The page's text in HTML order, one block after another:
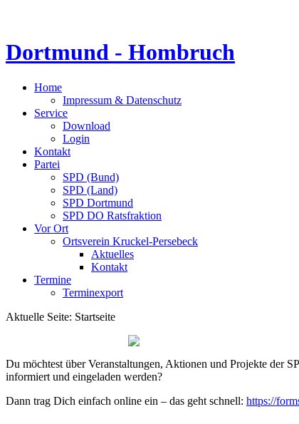
Dortmund - Hombruch
Home
Impressum & Datenschutz
Service
Download
Login
Kontakt
Partei
SPD (Bund)
SPD (Land)
SPD Dortmund
SPD DO Ratsfraktion
Vor Ort
Ortsverein Kruckel-Persebeck
Aktuelles
Kontakt
Termine
Terminexport
Aktuelle Seite: Startseite
Du möchtest über Veranstaltungen, Aktionen und Projekte der
informiert und eingeladen werden?
Dann trag Dich einfach online ein – das geht schnell: https://